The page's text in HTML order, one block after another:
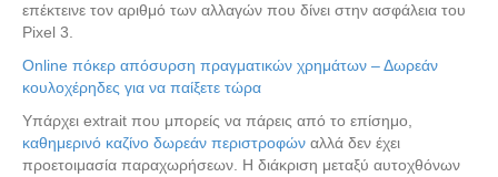
επέκτεινε τον αριθμό των αλλαγών που δίνει στην ασφάλεια του
Pixel 3.
Online πόκερ απόσυρση πραγματικών χρημάτων – Δωρεάν
κουλοχέρηδες για να παίξετε τώρα
Υπάρχει extrait που μπορείς να πάρεις από το επίσημο,
καθημερινό καζίνο δωρεάν περιστροφών αλλά δεν έχει
προετοιμασία παραχωρήσεων. Η διάκριση μεταξύ αυτοχθόνων